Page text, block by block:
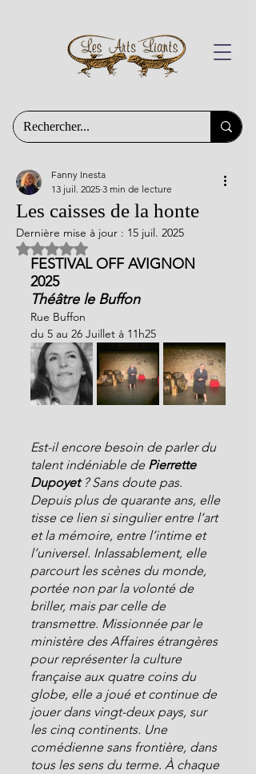
Les caisses de la honte
Fanny Inesta
13 juil. 2025 3 min de lecture
Dernière mise à jour : 15 juil. 2025
Noté NaN étoiles sur 5.
FESTIVAL OFF AVIGNON
2025
Théâtre le Buffon
Rue Buffon
du 5 au 26 Juillet à 11h25
Est-il encore besoin de parler du
talent indéniable de Pierrette
Dupoyet ? Sans doute pas.
Depuis plus de quarante ans, elle
tisse ce lien si singulier entre l’art
et la mémoire, entre l’intime et
l’universel. Inlassablement, elle
parcourt les scènes du monde,
portée non par la volonté de
briller, mais par celle de
transmettre. Missionnée par le
ministère des Affaires étrangères
pour représenter la culture
française aux quatre coins du
globe, elle a joué et continue de
jouer dans vingt-deux pays, sur
les cinq continents. Une
comédienne sans frontière, dans
tous les sens du terme. À chaque